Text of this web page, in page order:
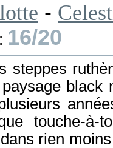
-
16/20
steppes
black
touche-à-
rien